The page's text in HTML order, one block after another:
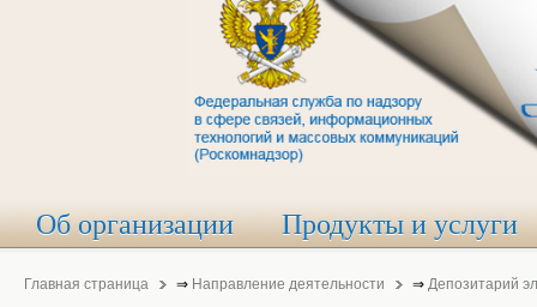
Об организации Продукты и услуги
Главная страница ⇒ Направление деятельности ⇒ Депозитарий